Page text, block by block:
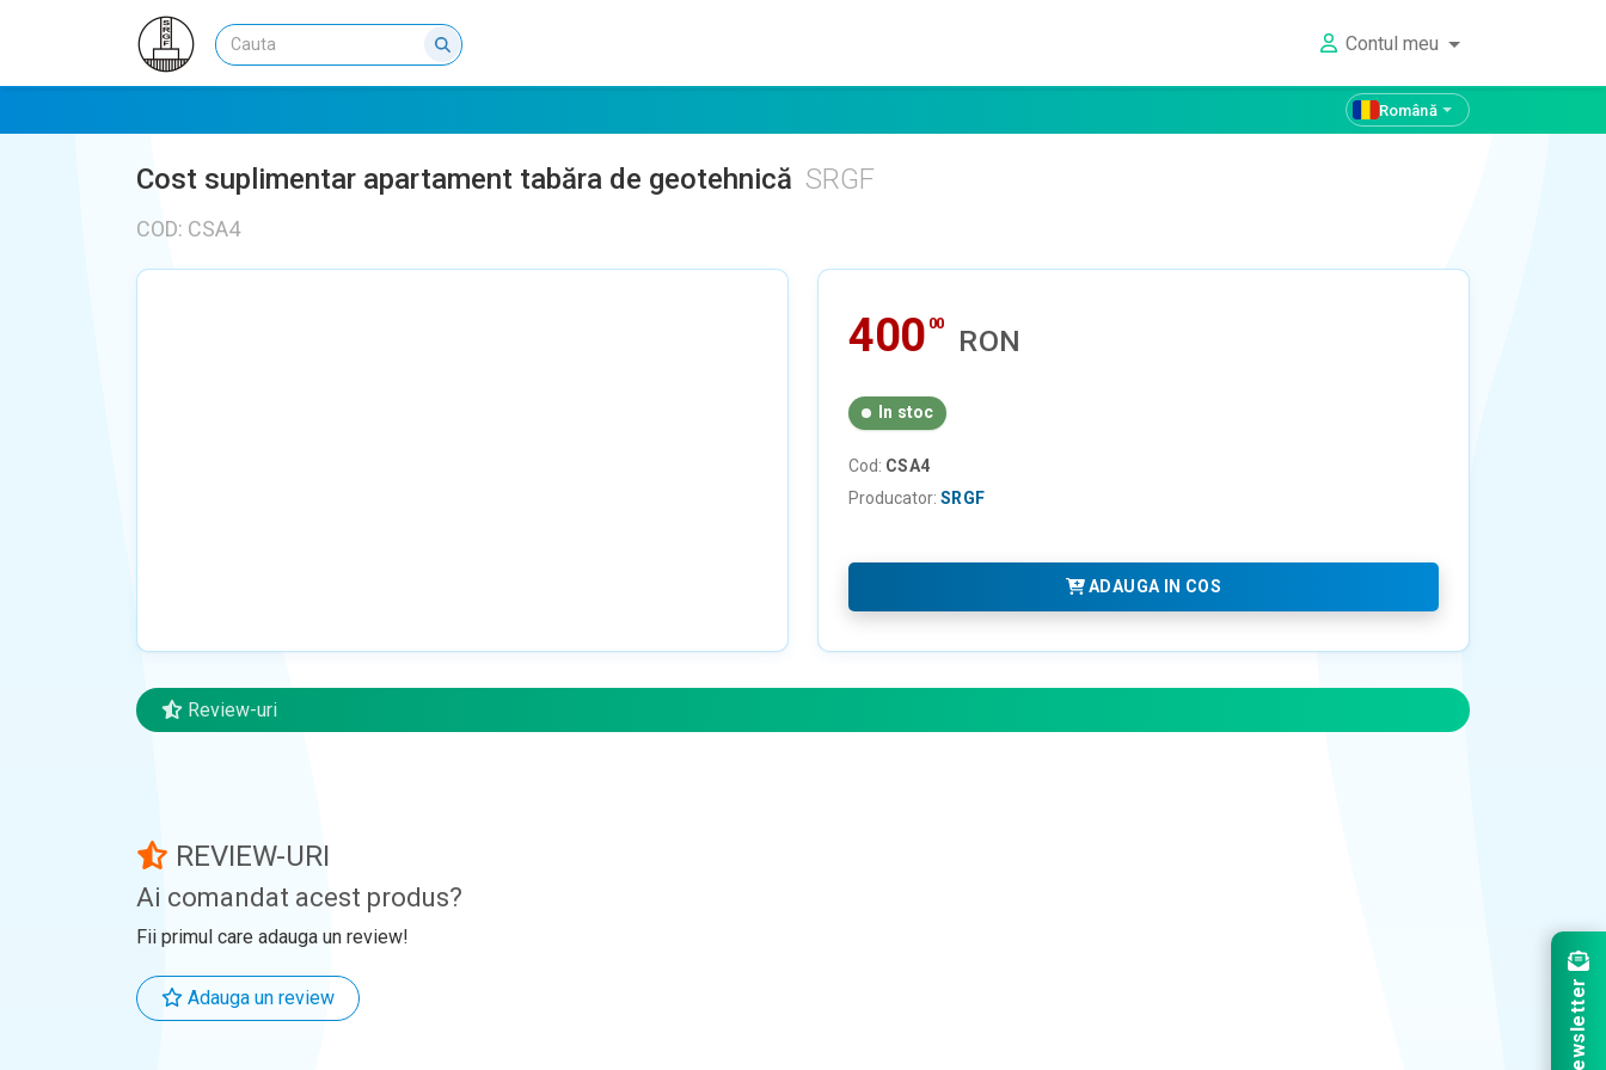
Contul meu
Română
Cost suplimentar apartament tabăra de geotehnică SRGF
COD: CSA4
400 00
RON
In stoc
Cod: CSA4
Producator: SRGF
ADAUGA IN COS
Review-uri
REVIEW-URI
Ai comandat acest produs?
Fii primul care adauga un review!
Adauga un review Newsletter